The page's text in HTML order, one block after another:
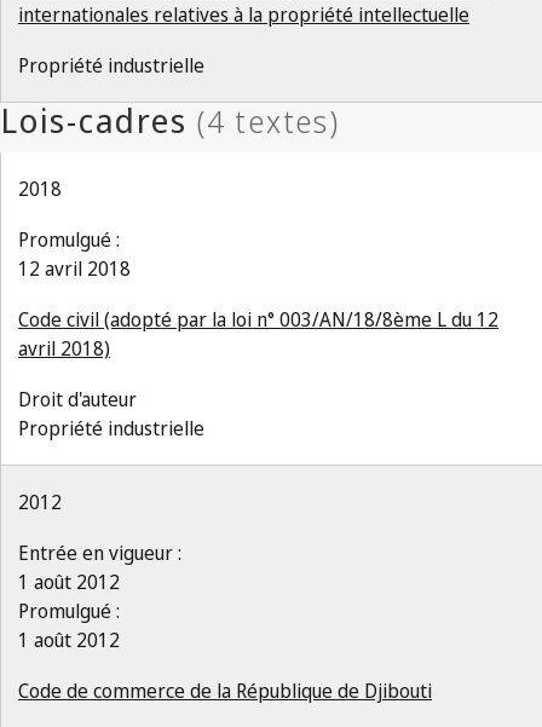
internationales relatives à la propriété intellectuelle
Propriété industrielle
2018
Promulgué :
12 avril 2018
Code civil (adopté par la loi n° 003/AN/18/8ème L du 12
avril 2018)
Droit d'auteur
Propriété industrielle
2012
Entrée en vigueur :
1 août 2012
Promulgué :
1 août 2012
Code de commerce de la République de Djibouti